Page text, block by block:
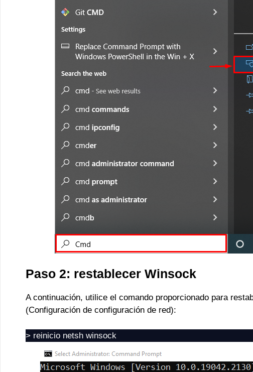
Paso 2: restablecer Winsock
A continuación, utilice el comando proporcionado para
(Configuración de configuración de red):
> reinicio netsh winsock